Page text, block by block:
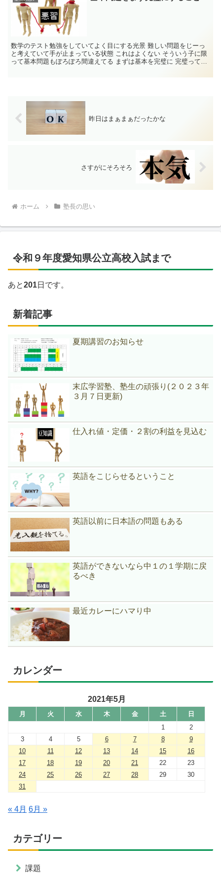
数学のテスト勉強をしていてよく目にする光景 難しい問題をじーっ
と考えていて手が止まっている状態 これはよくない そういう子に限
って基本問題もぽろぽろ間違えてる まずは基本を完璧に 完璧って
昨日はまぁまぁだったかな
さすがにそろそろ
ホーム 塾長の思い
令和９年度愛知県公立高校入試まで
あと201日です。
新着記事
夏期講習のお知らせ
末広学習塾、塾生の頑張り(２０２３年
３月７日更新)
仕入れ値・定価・２割の利益を見込む
英語をこじらせるということ
英語以前に日本語の問題もある
英語ができないなら中１の１学期に戻
るべき
最近カレーにハマり中
カレンダー
2021年5月
月 火 水 木 金 土
日
1
2
3
4 5 6 7 8
9
10
11 12 13 14 15
16
17
18 19 20 21 22
23
24
25 26 27 28 29
30
31
« 4月 6月 »
カテゴリー
課題